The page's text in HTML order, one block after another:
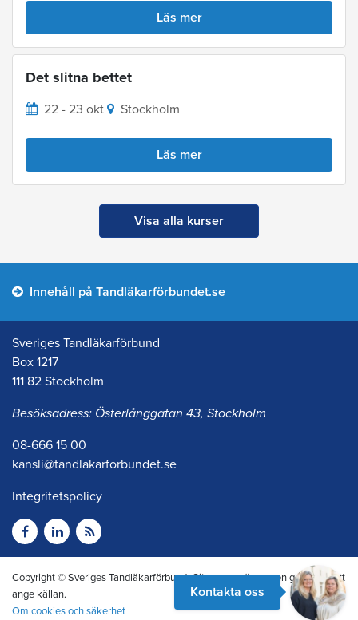
Läs mer
Det slitna bettet
22 - 23 okt Stockholm
Läs mer
Visa alla kurser
Kontakta oss
Innehåll på Tandläkarförbundet.se
Sveriges Tandläkarförbund
Box 1217
111 82 Stockholm
Besöksadress: Österlånggatan 43, Stockholm
08-666 15 00
kansli@tandlakarforbundet.se
Integritetspolicy
Copyright © Sveriges Tandläkarförbund. Citera oss gärna men glöm inte att
ange källan.
Om cookies och säkerhet